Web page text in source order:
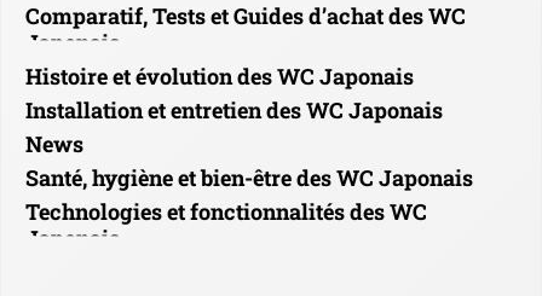
Comparatif, Tests et Guides d’achat des WC
Japonais
Histoire et évolution des WC Japonais
Installation et entretien des WC Japonais
News
Santé, hygiène et bien-être des WC Japonais
Technologies et fonctionnalités des WC
Japonais